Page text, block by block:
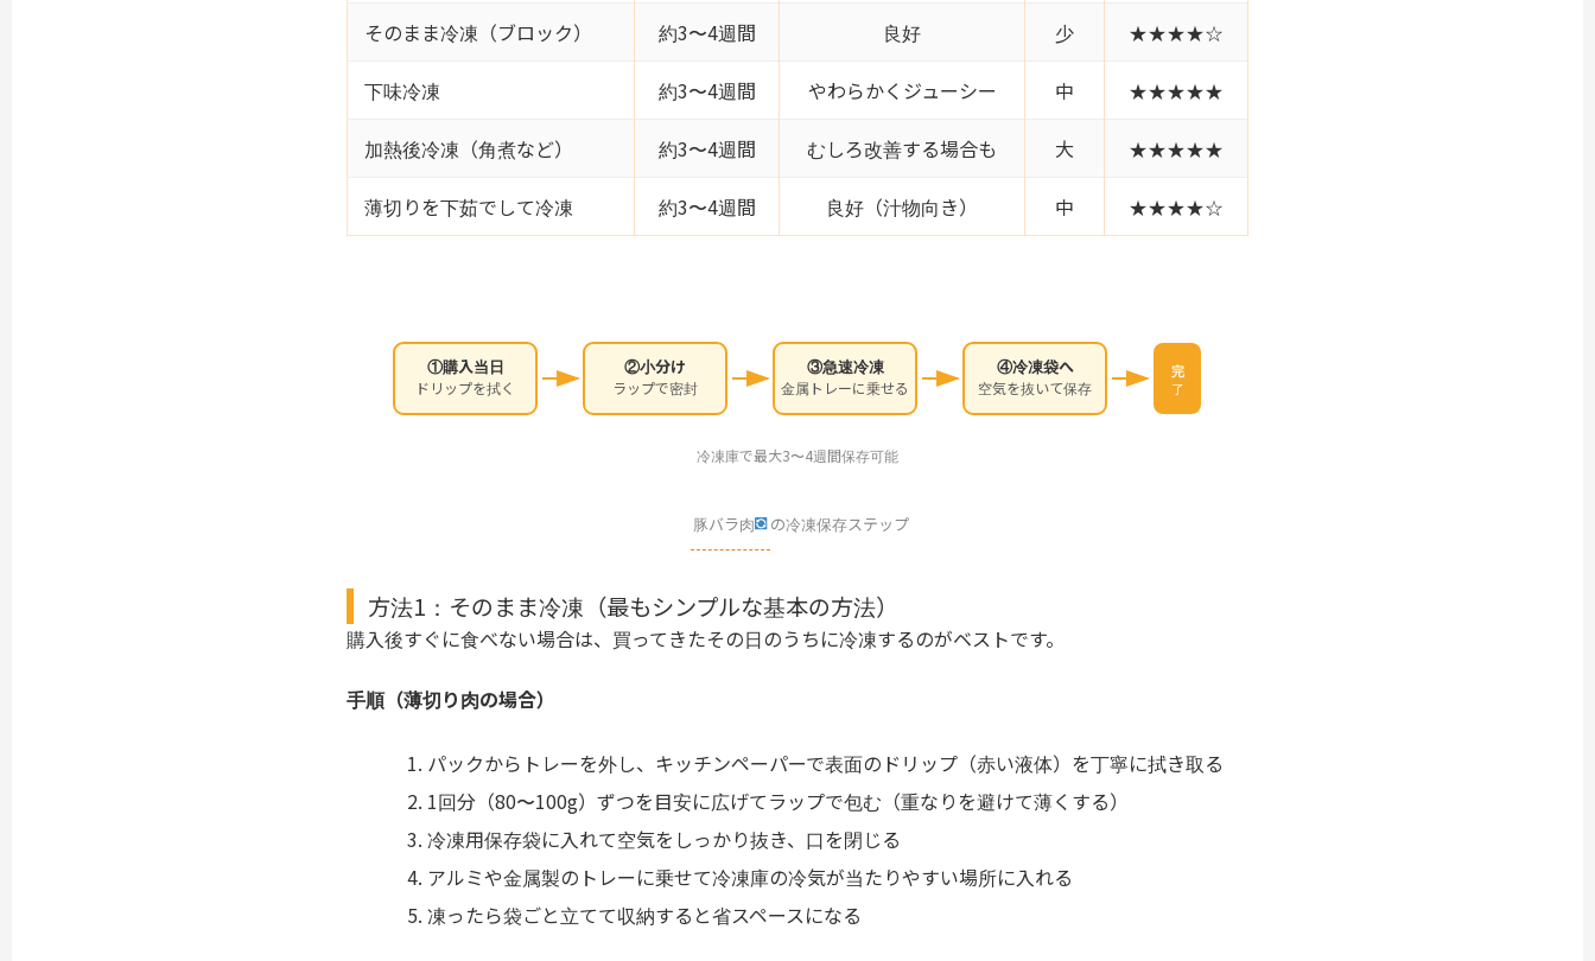
そのまま冷凍（ブロック） 約3〜4週間 良好 少 ★★★★☆
下味冷凍 約3〜4週間 やわらかくジューシー 中 ★★★★★
加熱後冷凍（角煮など） 約3〜4週間 むしろ改善する場合も 大 ★★★★★
薄切りを下茹でして冷凍 約3〜4週間 良好（汁物向き） 中 ★★★★☆
①購入当日
ドリップを拭く
②小分け
ラップで密封
③急速冷凍
金属トレーに乗せる
④冷凍袋へ
空気を抜いて保存
完
了
冷凍庫で最大3〜4週間保存可能
豚バラ肉 の冷凍保存ステップ
方法1：そのまま冷凍（最もシンプルな基本の方法）
購入後すぐに食べない場合は、買ってきたその日のうちに冷凍するのがベストです。
手順（薄切り肉の場合）
パックからトレーを外し、キッチンペーパーで表面のドリップ（赤い液体）を丁寧に拭き取る
1回分（80〜100g）ずつを目安に広げてラップで包む（重なりを避けて薄くする）
冷凍用保存袋に入れて空気をしっかり抜き、口を閉じる
アルミや金属製のトレーに乗せて冷凍庫の冷気が当たりやすい場所に入れる
凍ったら袋ごと立てて収納すると省スペースになる